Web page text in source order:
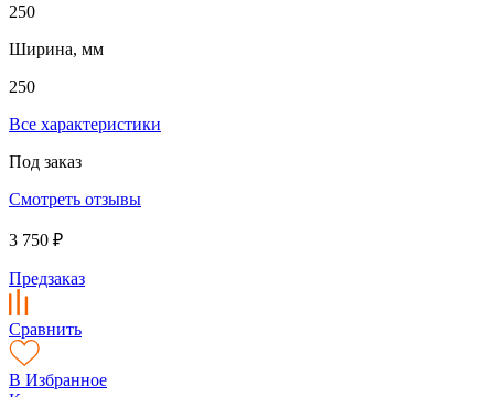
250
Ширина, мм
250
Все характеристики
Под заказ
Смотреть отзывы
3 750 ₽
Предзаказ
Сравнить
В Избранное